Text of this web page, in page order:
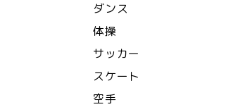
ダンス
体操
サッカー
スケート
空手